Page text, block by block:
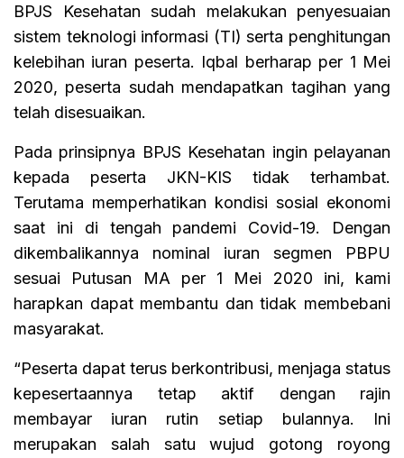
BPJS Kesehatan sudah melakukan penyesuaian
sistem teknologi informasi (TI) serta penghitungan
kelebihan iuran peserta. Iqbal berharap per 1 Mei
2020, peserta sudah mendapatkan tagihan yang
telah disesuaikan.
Pada prinsipnya BPJS Kesehatan ingin pelayanan
kepada peserta JKN-KIS tidak terhambat.
Terutama memperhatikan kondisi sosial ekonomi
saat ini di tengah pandemi Covid-19. Dengan
dikembalikannya nominal iuran segmen PBPU
sesuai Putusan MA per 1 Mei 2020 ini, kami
harapkan dapat membantu dan tidak membebani
masyarakat.
“Peserta dapat terus berkontribusi, menjaga status
kepesertaannya tetap aktif dengan rajin
membayar iuran rutin setiap bulannya. Ini
merupakan salah satu wujud gotong royong